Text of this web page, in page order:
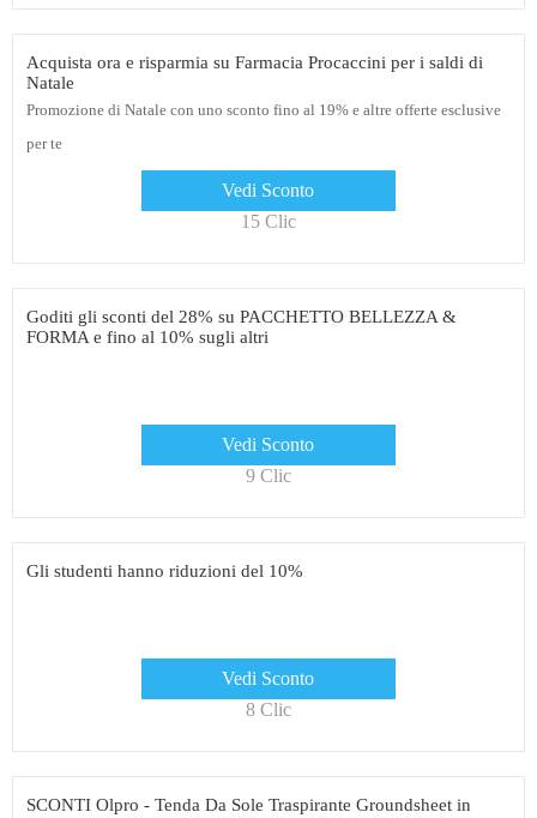
Acquista ora e risparmia su Farmacia Procaccini per i saldi di
Natale
Promozione di Natale con uno sconto fino al 19% e altre offerte esclusive
per te
Vedi Sconto
15 Clic
Goditi gli sconti del 28% su PACCHETTO BELLEZZA &
FORMA e fino al 10% sugli altri
Vedi Sconto
9 Clic
Gli studenti hanno riduzioni del 10%
Vedi Sconto
8 Clic
SCONTI Olpro - Tenda Da Sole Traspirante Groundsheet in